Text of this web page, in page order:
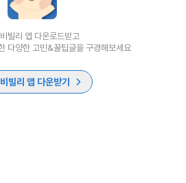
빌리 앱 다운로드받고
다양한 고민&꿀팁글을 구경해보세요
빌리 앱 다운받기